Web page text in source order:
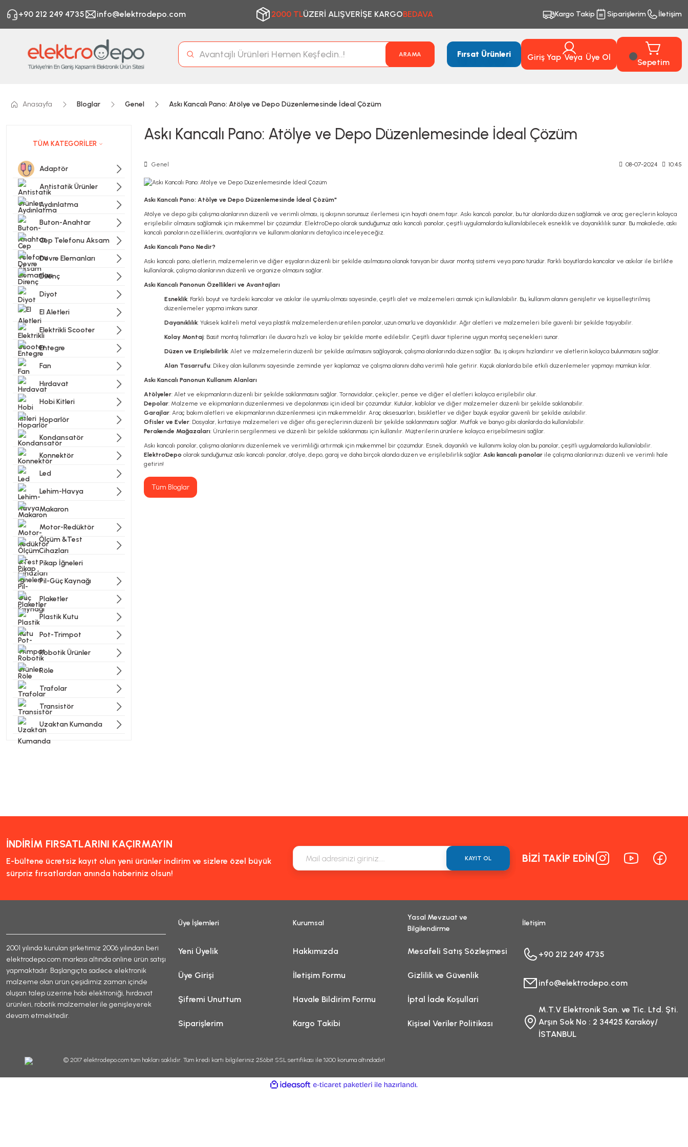
+90 212 249 4735 info@elektrodepo.com 2000 TLÜZERİ ALIŞVERİŞE KARGOBEDAVA Kargo Takip Siparişlerim İletişim
ARAMA Fırsat Ürünleri Giriş Yap Veya Üye Ol
Sepetim
Anasayfa Bloglar Genel Askı Kancalı Pano: Atölye ve Depo Düzenlemesinde İdeal Çözüm
TÜM KATEGORİLER
Adaptör
Antistatik Ürünler
Aydınlatma
Buton-Anahtar
Cep Telefonu Aksam
Devre Elemanları
Direnç
Diyot
El Aletleri
Elektrikli Scooter
Entegre
Fan
Hırdavat
Hobi Kitleri
Hoparlör
Kondansatör
Konnektör
Led
Lehim-Havya
Makaron
Motor-Redüktör
Ölçüm &Test
Cihazları
Pikap İğneleri
Pil-Güç Kaynağı
Plaketler
Plastik Kutu
Pot-Trimpot
Robotik Ürünler
Röle
Trafolar
Transistör
Uzaktan Kumanda
Askı Kancalı Pano: Atölye ve Depo Düzenlemesinde İdeal Çözüm
Genel 08-07-2024 10:45
Askı Kancalı Pano: Atölye ve Depo Düzenlemesinde İdeal Çözüm"
Atölye ve depo gibi çalışma alanlarının düzenli ve verimli olması, iş akışının sorunsuz ilerlemesi için hayati önem taşır. Askı kancalı panolar, bu tür alanlarda düzen sağlamak ve araç gereçlerin kolayca
erişilebilir olmasını sağlamak için mükemmel bir çözümdür. ElektroDepo olarak sunduğumuz askı kancalı panolar, çeşitli uygulamalarda kullanılabilecek esneklik ve dayanıklılık sunar. Bu makalede, askı
kancalı panoların özelliklerini, avantajlarını ve kullanım alanlarını detaylıca inceleyeceğiz.
Askı Kancalı Pano Nedir?
Askı kancalı pano, aletlerin, malzemelerin ve diğer eşyaların düzenli bir şekilde asılmasına olanak tanıyan bir duvar montaj sistemi veya pano türüdür. Farklı boyutlarda kancalar ve askılar ile birlikte
kullanılarak, çalışma alanlarının düzenli ve organize olmasını sağlar.
Askı Kancalı Panonun Özellikleri ve Avantajları
Esneklik: Farklı boyut ve türdeki kancalar ve askılar ile uyumlu olması sayesinde, çeşitli alet ve malzemeleri asmak için kullanılabilir. Bu, kullanım alanını genişletir ve kişiselleştirilmiş
düzenlemeler yapma imkanı sunar.
Dayanıklılık: Yüksek kaliteli metal veya plastik malzemelerden üretilen panolar, uzun ömürlü ve dayanıklıdır. Ağır aletleri ve malzemeleri bile güvenli bir şekilde taşıyabilir.
Kolay Montaj: Basit montaj talimatları ile duvara hızlı ve kolay bir şekilde monte edilebilir. Çeşitli duvar tiplerine uygun montaj seçenekleri sunar.
Düzen ve Erişilebilirlik: Alet ve malzemelerin düzenli bir şekilde asılmasını sağlayarak, çalışma alanlarında düzen sağlar. Bu, iş akışını hızlandırır ve aletlerin kolayca bulunmasını sağlar.
Alan Tasarrufu: Dikey alan kullanımı sayesinde zeminde yer kaplamaz ve çalışma alanını daha verimli hale getirir. Küçük alanlarda bile etkili düzenlemeler yapmayı mümkün kılar.
Askı Kancalı Panonun Kullanım Alanları
Atölyeler: Alet ve ekipmanların düzenli bir şekilde saklanmasını sağlar. Tornavidalar, çekiçler, pense ve diğer el aletleri kolayca erişilebilir olur.
Depolar: Malzeme ve ekipmanların düzenlenmesi ve depolanması için ideal bir çözümdür. Kutular, kablolar ve diğer malzemeler düzenli bir şekilde saklanabilir.
Garajlar: Araç bakım aletleri ve ekipmanlarının düzenlenmesi için mükemmeldir. Araç aksesuarları, bisikletler ve diğer büyük eşyalar güvenli bir şekilde asılabilir.
Ofisler ve Evler: Dosyalar, kırtasiye malzemeleri ve diğer ofis gereçlerinin düzenli bir şekilde saklanmasını sağlar. Mutfak ve banyo gibi alanlarda da kullanılabilir.
Perakende Mağazaları: Ürünlerin sergilenmesi ve düzenli bir şekilde saklanması için kullanılır. Müşterilerin ürünlere kolayca erişebilmesini sağlar.
Askı kancalı panolar, çalışma alanlarını düzenlemek ve verimliliği artırmak için mükemmel bir çözümdür. Esnek, dayanıklı ve kullanımı kolay olan bu panolar, çeşitli uygulamalarda kullanılabilir.
ElektroDepo olarak sunduğumuz askı kancalı panolar, atölye, depo, garaj ve daha birçok alanda düzen ve erişilebilirlik sağlar. Askı kancalı panolarile çalışma alanlarınızı düzenli ve verimli hale
getirin!
Tüm Bloglar
İNDİRİM FIRSATLARINI KAÇIRMAYIN
E-bültene ücretsiz kayıt olun yeni ürünler indirim ve sizlere özel büyük
sürpriz fırsatlardan anında haberiniz olsun!
KAYIT OL BİZİ TAKİP EDİN
2001 yılında kurulan şirketimiz 2006 yılından beri
elektrodepo.com markası altında online ürün satışı
yapmaktadır. Başlangıçta sadece elektronik
malzeme olan ürün çeşidimiz zaman içinde
oluşan talep üzerine hobi elektroniği, hırdavat
ürünleri, robotik malzemeler ile genişleyerek
devam etmektedir.
Üye İşlemleri
Yeni Üyelik
Üye Girişi
Şifremi Unuttum
Siparişlerim
Kurumsal
Hakkımızda
İletişim Formu
Havale Bildirim Formu
Kargo Takibi
Yasal Mevzuat ve
Bilgilendirme
Mesafeli Satış Sözleşmesi
Gizlilik ve Güvenlik
İptal İade Koşullari
Kişisel Veriler Politikası
İletişim
+90 212 249 4735
info@elektrodepo.com
M.T.V Elektronik San. ve Tic. Ltd. Şti.
Arşın Sok No : 2 34425 Karaköy/
İSTANBUL
© 2017 elektrodepo.com tüm hakları saklıdır. Tüm kredi kartı bilgileriniz 256bit SSL sertifikası ile %100 koruma altındadır!
ideasoft
e-